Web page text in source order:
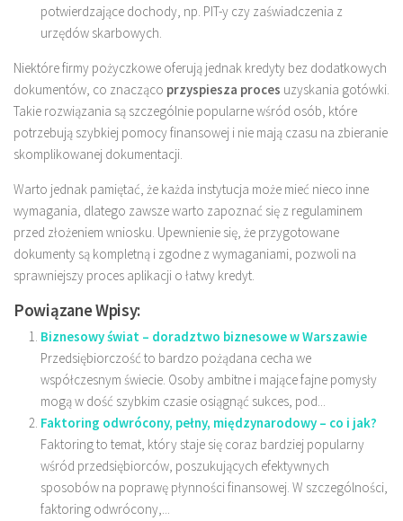
potwierdzające dochody, np. PIT-y czy zaświadczenia z
urzędów skarbowych.
Niektóre firmy pożyczkowe oferują jednak kredyty bez dodatkowych
dokumentów, co znacząco przyspiesza proces uzyskania gotówki.
Takie rozwiązania są szczególnie popularne wśród osób, które
potrzebują szybkiej pomocy finansowej i nie mają czasu na zbieranie
skomplikowanej dokumentacji.
Warto jednak pamiętać, że każda instytucja może mieć nieco inne
wymagania, dlatego zawsze warto zapoznać się z regulaminem
przed złożeniem wniosku. Upewnienie się, że przygotowane
dokumenty są kompletną i zgodne z wymaganiami, pozwoli na
sprawniejszy proces aplikacji o łatwy kredyt.
Powiązane Wpisy:
Biznesowy świat – doradztwo biznesowe w Warszawie
Przedsiębiorczość to bardzo pożądana cecha we
współczesnym świecie. Osoby ambitne i mające fajne pomysły
mogą w dość szybkim czasie osiągnąć sukces, pod...
Faktoring odwrócony, pełny, międzynarodowy – co i jak?
Faktoring to temat, który staje się coraz bardziej popularny
wśród przedsiębiorców, poszukujących efektywnych
sposobów na poprawę płynności finansowej. W szczególności,
faktoring odwrócony,...